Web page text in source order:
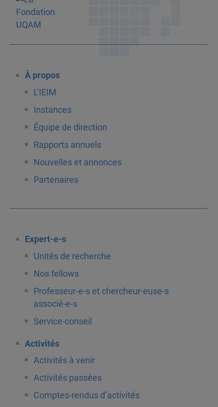
À propos
L’IEIM
Instances
Équipe de direction
Rapports annuels
Nouvelles et annonces
Partenaires
Expert-e-s
Unités de recherche
Nos fellows
Professeur-e-s et chercheur-euse-s
associé-e-s
Service-conseil
Activités
Activités à venir
Activités passées
Comptes-rendus d’activités